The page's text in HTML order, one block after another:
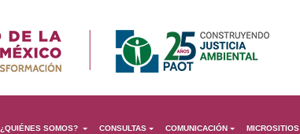
¿QUIÉNES SOMOS? CONSULTAS COMUNICACIÓN MICROSITIOS